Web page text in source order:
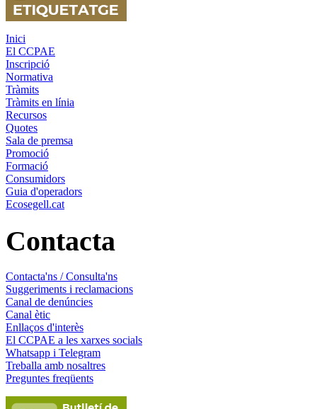
Inici
El CCPAE
Inscripció
Normativa
Tràmits
Tràmits en línia
Recursos
Quotes
Sala de premsa
Promoció
Formació
Consumidors
Guia d'operadors
Ecosegell.cat
Contacta
Contacta'ns / Consulta'ns
Suggeriments i reclamacions
Canal de denúncies
Canal ètic
Enllaços d'interès
El CCPAE a les xarxes socials
Whatsapp i Telegram
Treballa amb nosaltres
Preguntes freqüents